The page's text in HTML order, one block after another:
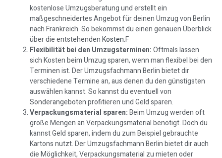
kostenlose Umzugsberatung und erstellt ein
maßgeschneidertes Angebot für deinen Umzug von Berlin
nach Frankreich. So bekommst du einen genauen Überblick
über die entstehendenKosten.F
Flexibilität bei den Umzugsterminen:Oftmals lassen
sich Kosten beim Umzug sparen, wenn man flexibel bei den
Terminen ist. Der Umzugsfachmann Berlin bietet dir
verschiedene Termine an, aus denen du den günstigsten
auswählen kannst. So kannst du eventuell von
Sonderangeboten profitieren und Geld sparen.
Verpackungsmaterial sparen:Beim Umzug werden oft
große Mengen an Verpackungsmaterial benötigt. Doch du
kannst Geld sparen, indem du zum Beispiel gebrauchte
Kartons nutzt. Der Umzugsfachmann Berlin bietet dir auch
die Möglichkeit, Verpackungsmaterial zu mieten oder